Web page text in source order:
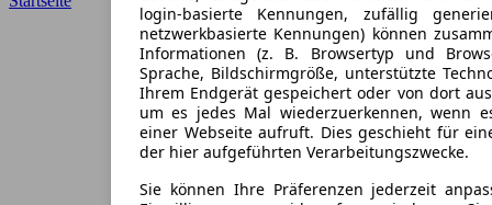
login-basierte Kennungen, zufällig
netzwerkbasierte Kennungen) können
Informationen (z. B. Browsertyp und
Sprache, Bildschirmgröße, unterstützte
Ihrem Endgerät gespeichert oder von dort
um es jedes Mal wiederzuerkennen, wenn
einer Webseite aufruft. Dies geschieht für
der hier aufgeführten Verarbeitungszwecke.
Sie können Ihre Präferenzen jederzeit